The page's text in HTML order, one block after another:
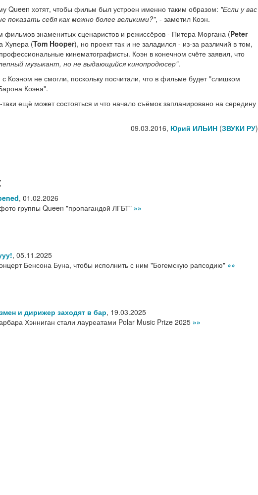
Queen хотят, чтобы фильм был устроен именно таким образом: "Если у вас
показать себя как можно более великими?", - заметил Коэн.
знаменитых сценаристов и режиссёров - Питера Моргана (Peter
Хупера (Tom Hooper), но проект так и не заладился - из-за различий в том,
кинематографисты. Коэн в конечном счёте заявил, что
музыкант, но не выдающийся кинопродюсер".
Коэном не смогли, поскольку посчитали, что в фильме будет "слишком
Коэна".
ещё может состояться и что начало съёмок запланировано на середину
09.03.2016, Юрий ИЛЬИН(ЗВУКИ РУ)
, 01.02.2026
группы Queen "пропагандой ЛГБТ" »»
, 05.11.2025
Бенсона Буна, чтобы исполнить с ним "Богемскую рапсодию" »»
и дирижер заходят в бар, 19.03.2025
Хэнниган стали лауреатами Polar Music Prize 2025 »»